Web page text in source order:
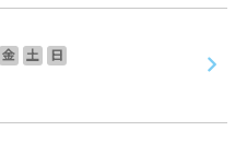
金 土
日